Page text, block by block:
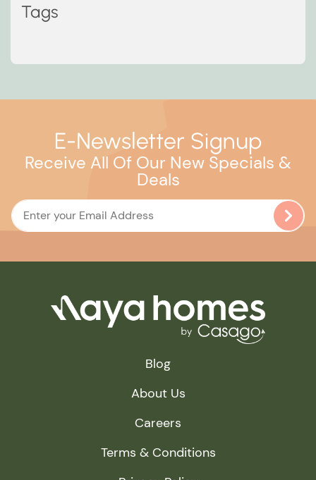
Tags
E-Newsletter Signup
Receive All Of Our New Specials &
Deals
Blog
About Us
Careers
Terms & Conditions